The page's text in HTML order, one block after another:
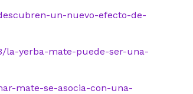
un-nuevo-efecto-de-
la-yerba-mate-puede-ser-una-
mate-se-asocia-con-una-